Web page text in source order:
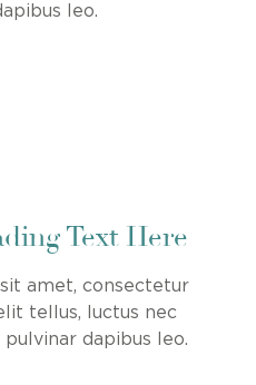
leo.
Text Here
amet, consectetur
tellus, luctus nec
dapibus leo.